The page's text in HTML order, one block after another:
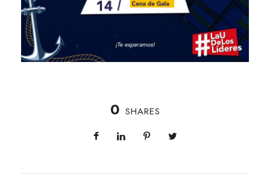
0 SHARES